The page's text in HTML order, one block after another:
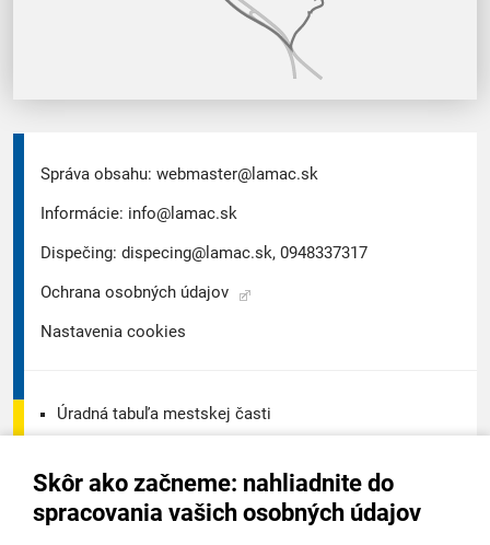
Skôr ako začneme: nahliadnite do
spracovania vašich osobných údajov
Správa obsahu: webmaster@lamac.sk
Informácie: info@lamac.sk
Dispečing: dispecing@lamac.sk, 0948337317
Ochrana osobných údajov
Nastavenia cookies
Úradná tabuľa mestskej časti
Úradná tabuľa stavebného úradu